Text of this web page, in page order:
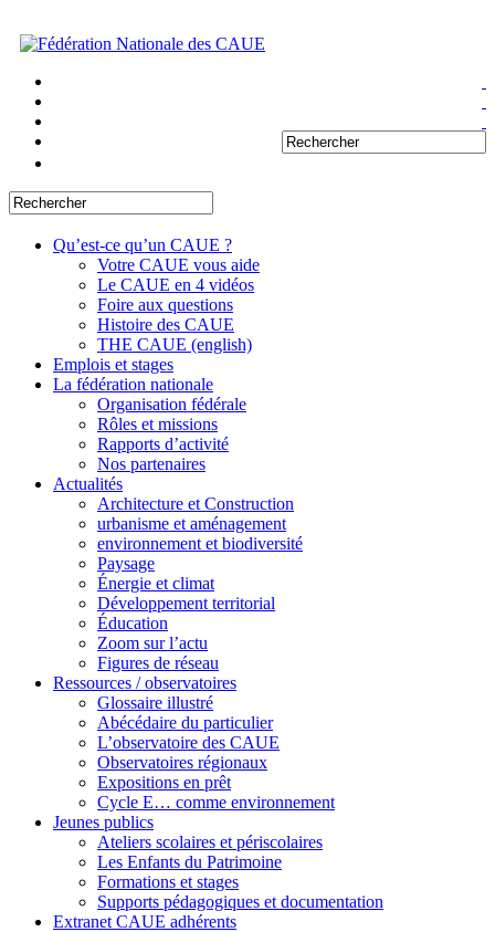
Qu’est-ce qu’un CAUE ?
Votre CAUE vous aide
Le CAUE en 4 vidéos
Foire aux questions
Histoire des CAUE
THE CAUE (english)
Emplois et stages
La fédération nationale
Organisation fédérale
Rôles et missions
Rapports d’activité
Nos partenaires
Actualités
Architecture et Construction
urbanisme et aménagement
environnement et biodiversité
Paysage
Énergie et climat
Développement territorial
Éducation
Zoom sur l’actu
Figures de réseau
Ressources / observatoires
Glossaire illustré
Abécédaire du particulier
L’observatoire des CAUE
Observatoires régionaux
Expositions en prêt
Cycle E… comme environnement
Jeunes publics
Ateliers scolaires et périscolaires
Les Enfants du Patrimoine
Formations et stages
Supports pédagogiques et documentation
Extranet CAUE adhérents